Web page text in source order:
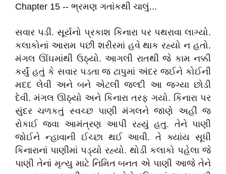
Chapter 15 -- ભ્રમણ ગતાંકથી ચાલું...
સવાર પડી. સૂર્યનો પ્રકાશ કિનારા પર પથરાવા લાગ્યો.
કલાકોનાં આરામ પછી શરીરમાં હવે થાક રહ્યો ન હતો.
મંગલ ઊંઘમાંથી ઉઠ્યો. આગલી રાતથી જે કામ નક્કી
કર્યું હતું કે સવાર પડતા જ ટાપુમાં અંદર જઈને કોઈની
મદદ લેવી અને બને એટલી જલ્દી આ જગ્યા છોડી
દેવી. મંગલ ઊઠ્યો અને કિનારા તરફ ગયો. કિનારા પર
સુંદર ચળકતું સ્વચ્છ પાણી મંગલને જાણે અહીં જ
રોકાઈ જવા આમંત્રણ આપી રહ્યું હતુ. તેને પાણી
જોઈને ન્હાવાની ઈચ્છા થઈ આવી. તે ક્યાંય સૂધી
કિનારાનાં પાણીમાં પડ્યો રહ્યો. થોડી કલાકો પહેલા જે
પાણી તેનાં મૃત્યુ માટે નિમિત બનત એ પાણી આજે તેને